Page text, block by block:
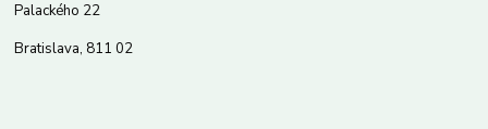
Palackého 22
Bratislava, 811 02